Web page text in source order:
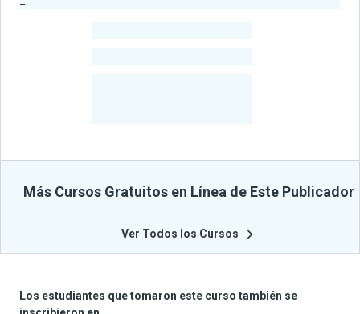
Más Cursos Gratuitos en Línea de Este Publicador
Ver Todos los Cursos
Los estudiantes que tomaron este curso también se